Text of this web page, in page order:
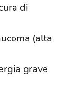
di
(alta
grave